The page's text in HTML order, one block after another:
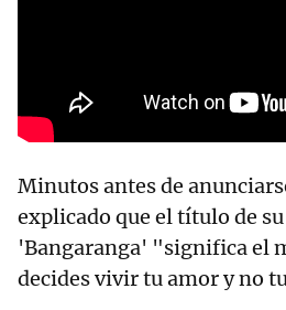
Minutos antes de
explicado que el título de
'Bangaranga' "significa el
decides vivir tu amor y no